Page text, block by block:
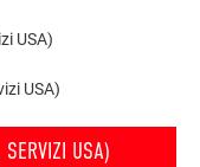
USA)
USA)
USA)